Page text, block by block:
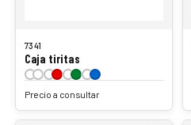
7341
Caja tiritas
Precio a consultar